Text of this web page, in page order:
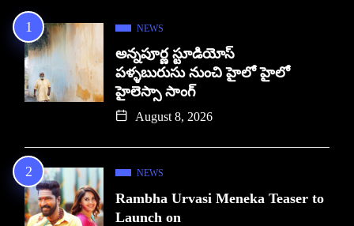
NEWS
అన్నపూర్ణ స్టూడియోస్
పళ్ళబురుసు నుంచి హైలో హైలో
హైలెస్సా సాంగ్
August 8, 2026
NEWS
Rambha Urvasi Meneka Teaser to
Launch on